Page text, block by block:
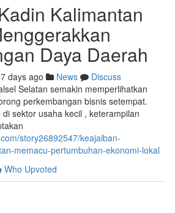
Kalimantan
Daya Daerah
days ago News
Discuss
Selatan semakin memperlihatkan
perkembangan bisnis setempat.
sektor usaha kecil , keterampilan
story26892547/keajaiban-
memacu-pertumbuhan-ekonomi-lokal
Who Upvoted